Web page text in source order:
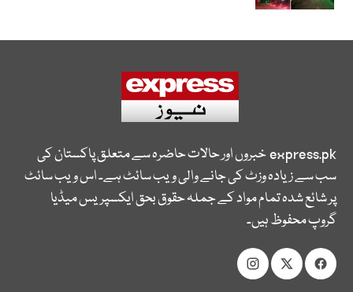
express.pkخبروں اور حالات حاضرہ سے متعلق پاکستان کی
سب سے زیادہ وزٹ کی جانے والی ویب سائٹ ہے۔ اس ویب سائٹ
پر شائع شدہ تمام مواد کے جملہ حقوق بحق ایکسپریس میڈیا
گروپ محفوظ ہیں۔